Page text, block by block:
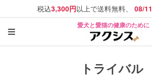
税込3,300円以上で送料無料、 08/11
愛犬と愛猫の健康のために
トライバル